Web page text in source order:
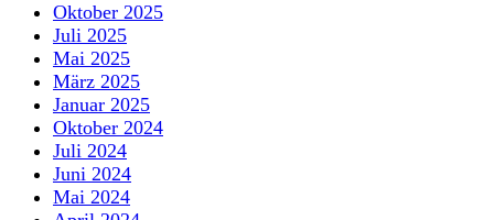
Oktober 2025
Juli 2025
Mai 2025
März 2025
Januar 2025
Oktober 2024
Juli 2024
Juni 2024
Mai 2024